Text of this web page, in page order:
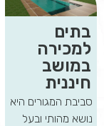
בתים
למכירה
במושב
חיננית
סביבת המגורים היא
נושא מהותי ובעל